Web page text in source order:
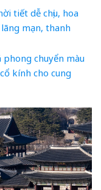
tiết dễ chịu, hoa
mạn, thanh
chuyển màu
kính cho cung